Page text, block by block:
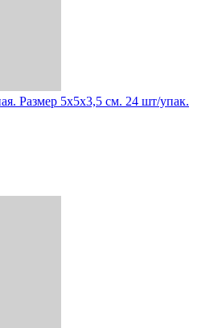
Размер 5x5x3,5 см. 24 шт/упак.